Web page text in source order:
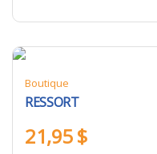
Boutique
RESSORT
21,95$